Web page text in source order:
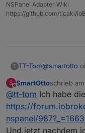
NSPanel Adapter Wiki
https://github.com/ticaki/
T TT-Tom@smartotto
hattest du
einmal neu
S
Offline
SmartOttoschrieb am
zuletzt
@tt-tom Ich habe
https://
nspanel/
Und jetzt nachdem